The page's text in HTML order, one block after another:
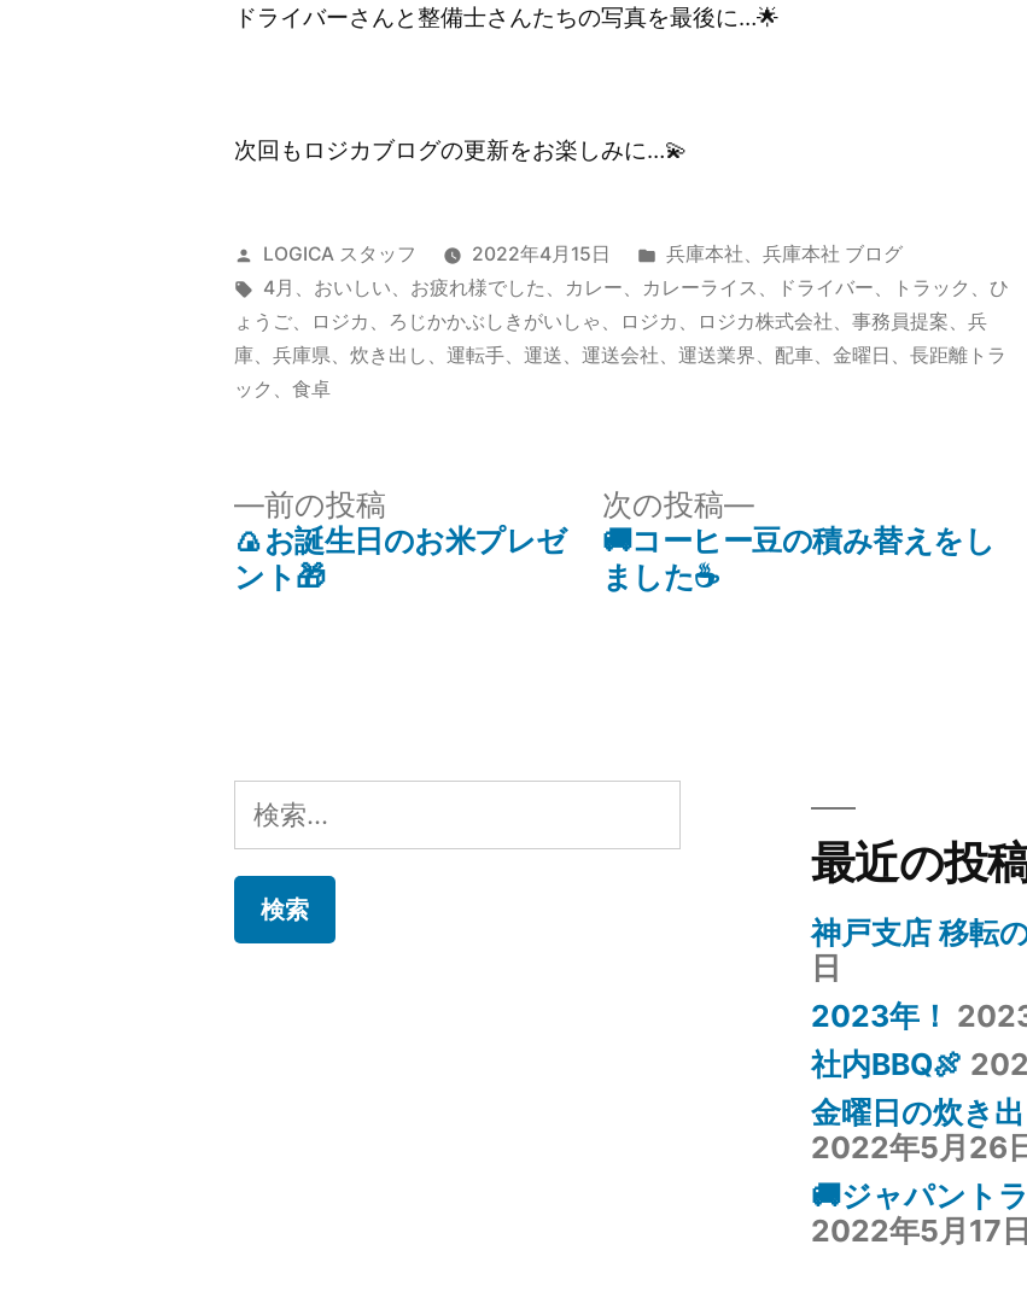
ドライバーさんと整備士さんたちの写真を最後に…🌟
次回もロジカブログの更新をお楽しみに…💫
投
稿
者:
LOGICA スタッフ 2022年4月15日
カ
テ
ゴ
リ
兵庫本社、 兵庫本社 ブログ
タ
グ:
4月 、 おいしい、 お疲れ様でした 、 カレー、 カレーライス 、 ドライバー、 トラック 、 ひ
ょうご、 ロジカ 、 ろじかかぶしきがいしゃ、ロジカ 、 ロジカ株式会社、事務員提案、兵
庫、兵庫県、炊き出し 、運転手、運送 、運送会社、運送業界、 配車、金曜日 、長距離トラ
ック 、食卓
前の投稿
の
🍙お誕生日のお米プレゼ
ント🎁
次の投稿
次
の
🚚コーヒー豆の積み替えをし
ました☕
検
索:
最近の投
神戸支店 移転
日
2023年！
社内BBQ🍖
金曜日の炊き
2022年5月26
🚚ジャパント
2022年5月17日